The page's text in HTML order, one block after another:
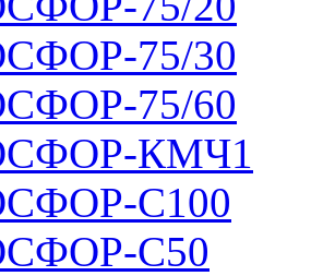
75/30
75/60
КМЧ1
С100
С50